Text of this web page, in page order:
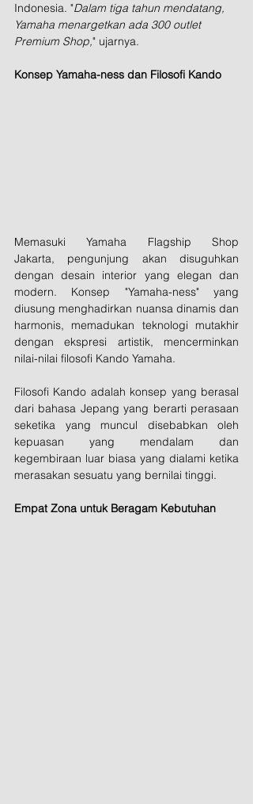
Indonesia. "Dalam tiga tahun mendatang,
Yamaha menargetkan ada 300 outlet
Premium Shop," ujarnya.
Konsep Yamaha-ness dan Filosofi Kando
Memasuki Yamaha Flagship Shop
Jakarta, pengunjung akan disuguhkan
dengan desain interior yang elegan dan
modern. Konsep "Yamaha-ness" yang
diusung menghadirkan nuansa dinamis dan
harmonis, memadukan teknologi mutakhir
dengan ekspresi artistik, mencerminkan
nilai-nilai filosofi Kando Yamaha.
Filosofi Kando adalah konsep yang berasal
dari bahasa Jepang yang berarti perasaan
seketika yang muncul disebabkan oleh
kepuasan yang mendalam dan
kegembiraan luar biasa yang dialami ketika
merasakan sesuatu yang bernilai tinggi.
Empat Zona untuk Beragam Kebutuhan